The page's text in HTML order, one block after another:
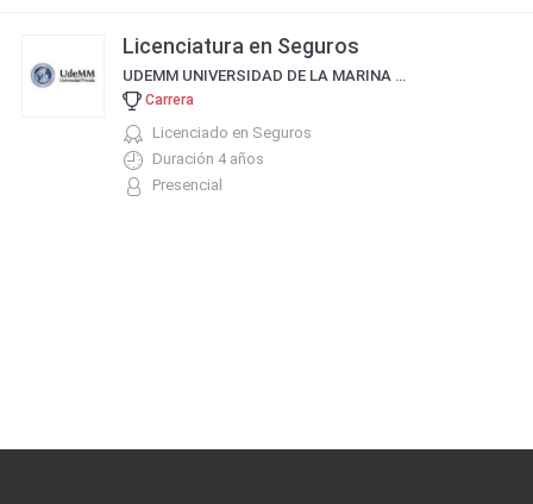
Licenciatura en Seguros
UDEMM UNIVERSIDAD DE LA MARINA MERCANTE
Carrera
Licenciado en Seguros
Duración 4 años
Presencial